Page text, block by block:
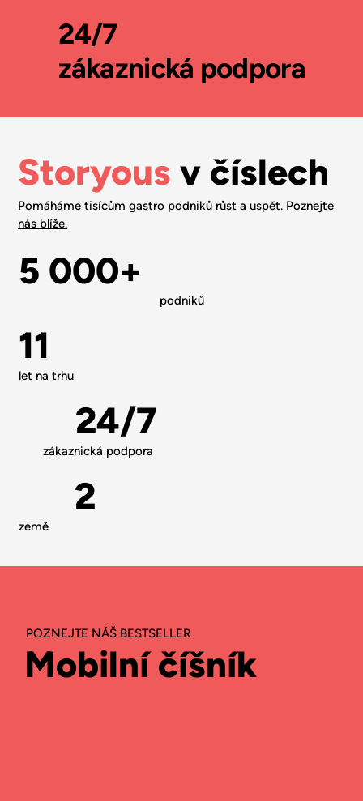
24/7
zákaznická podpora
Jak to funguje
Objevte, jak Storyous pomáhá řídit váš podnik krok za
krokem.
Storyous v číslech
Pomáháme tisícům gastro podniků růst a uspět. Poznejte
nás blíže.
5 000+
podniků
11
let na trhu
24/7
zákaznická podpora
2
země
POZNEJTE NÁŠ BESTSELLER
Mobilní číšník